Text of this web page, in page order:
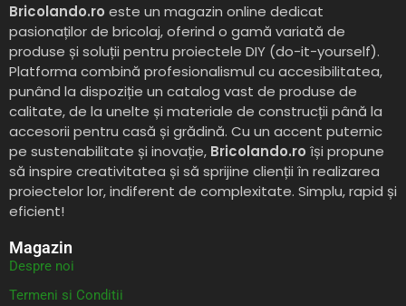
Bricolando.ro este un magazin online dedicat
pasionaților de bricolaj, oferind o gamă variată de
produse și soluții pentru proiectele DIY (do-it-yourself).
Platforma combină profesionalismul cu accesibilitatea,
punând la dispoziție un catalog vast de produse de
calitate, de la unelte și materiale de construcții până la
accesorii pentru casă și grădină. Cu un accent puternic
pe sustenabilitate și inovație, Bricolando.ro își propune
să inspire creativitatea și să sprijine clienții în realizarea
proiectelor lor, indiferent de complexitate. Simplu, rapid și
eficient!
Magazin
Despre noi
Termeni si Conditii